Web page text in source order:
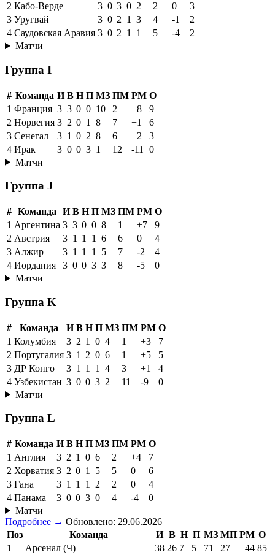
2 Кабо-Верде 3 0 3 0 2 2 0
3
3 Уругвай 3 0 2 1 3 4 -1
2
4 Саудовская Аравия 3 0 2 1 1 5 -4
2
Матчи
Группа I
# Команда И В Н П МЗ ПМ РМ О
1 Франция 3 3 0 0 10 2 +8
9
2 Норвегия 3 2 0 1 8 7 +1
6
3 Сенегал 3 1 0 2 8 6 +2
3
4 Ирак 3 0 0 3 1 12 -11
0
Матчи
Группа J
# Команда И В Н П МЗ ПМ РМ О
1 Аргентина 3 3 0 0 8 1 +7
9
2 Австрия 3 1 1 1 6 6 0
4
3 Алжир 3 1 1 1 5 7 -2
4
4 Иордания 3 0 0 3 3 8 -5
0
Матчи
Группа K
# Команда И В Н П МЗ ПМ РМ О
1 Колумбия 3 2 1 0 4 1 +3
7
2 Португалия 3 1 2 0 6 1 +5
5
3 ДР Конго 3 1 1 1 4 3 +1
4
4 Узбекистан 3 0 0 3 2 11 -9
0
Матчи
Группа L
# Команда И В Н П МЗ ПМ РМ О
1 Англия 3 2 1 0 6 2 +4
7
2 Хорватия 3 2 0 1 5 5 0
6
3 Гана 3 1 1 1 2 2 0
4
4 Панама 3 0 0 3 0 4 -4
0
Матчи
Подробнее → Обновлено: 29.06.2026
Поз
Команда И В Н П МЗ МП РМ О
1
Арсенал (Ч) 38 26 7 5 71 27 +44 85